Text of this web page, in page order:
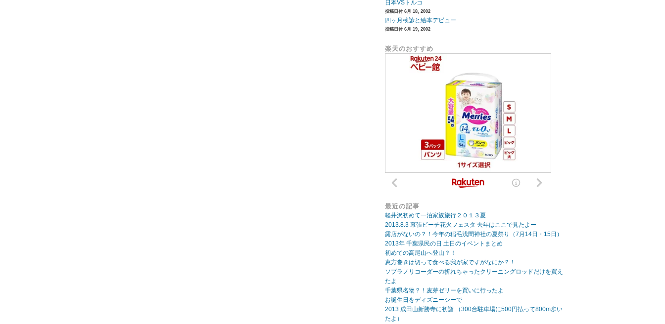
日本VSトルコ
投稿日付 6月 18, 2002
四ヶ月検診と絵本デビュー
投稿日付 6月 19, 2002
楽天のおすすめ
最近の記事
軽井沢初めて一泊家族旅行２０１３夏
2013.8.3 幕張ビーチ花火フェスタ 去年はここで見たよー
露店がないの？！今年の稲毛浅間神社の夏祭り（7月14日・15日）
2013年 千葉県民の日 土日のイベントまとめ
初めての高尾山へ登山？！
恵方巻きは切って食べる我が家ですがなにか？！
ソプラノリコーダーの折れちゃったクリーニングロッドだけを買え
たよ
千葉県名物？！麦芽ゼリーを買いに行ったよ
お誕生日をディズニーシーで
2013 成田山新勝寺に初詣 （300台駐車場に500円払って800m歩い
たよ）